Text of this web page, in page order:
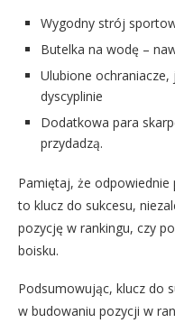
Wygodny strój
Butelka na wodę –
Ulubione
dyscyplinie
Dodatkowa para
przydadzą.
Pamiętaj, że
to klucz do sukcesu,
pozycję w rankingu, czy
boisku.
Podsumowując, klucz do
w budowaniu pozycji w